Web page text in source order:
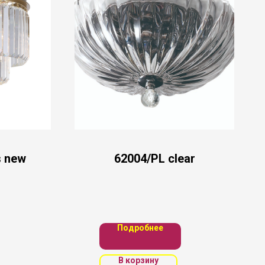
new 62004/PL clear
Подробнее
В корзину